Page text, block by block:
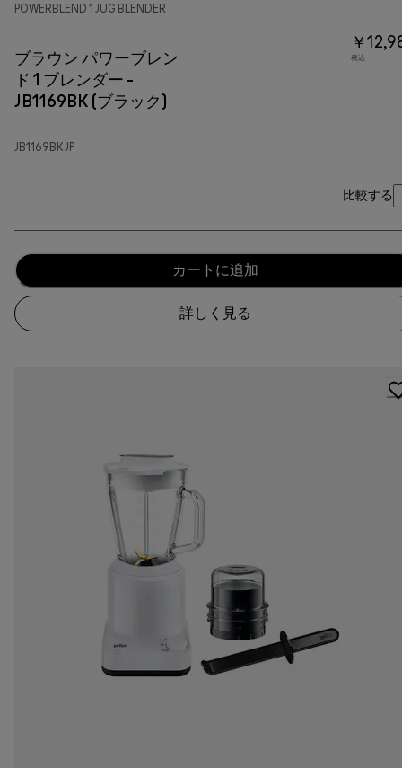
POWERBLEND 1 JUG BLENDER
ブラウン パワーブレン
ド 1 ブレンダー -
JB1169BK (ブラック)
JB1169BK JP
￥
税込
比較する
カートに追加
詳しく見る